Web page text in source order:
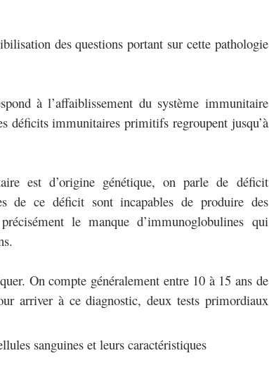
des questions portant sur cette pathologie
à l’affaiblissement du système immunitaire
déficits immunitaires primitifs regroupent jusqu’à
est d’origine génétique, on parle de déficit
de ce déficit sont incapables de produire des
le manque d’immunoglobulines qui
On compte généralement entre 10 à 15 ans de
arriver à ce diagnostic, deux tests primordiaux
sanguines et leurs caractéristiques